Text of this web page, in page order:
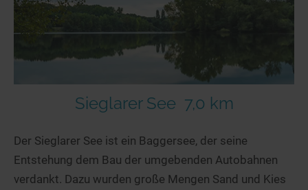
Sieglarer See 7,0 km
Der Sieglarer See ist ein Baggersee, der seine
Entstehung dem Bau der umgebenden Autobahnen
verdankt. Dazu wurden große Mengen Sand und Kies